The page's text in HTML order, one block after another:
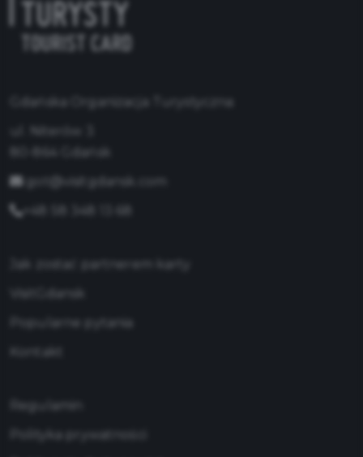
Gdańska Organizacja Turystyczna
80-864 Gdańsk
got@visitgdansk.com
+48 58 348 13 68
Jak zostać partnerem karty
VisitGdansk
Popularne pytania
Regulamin
Polityka prywatności